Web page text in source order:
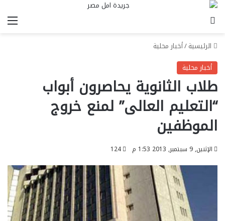
الرئيسية/أخبار محلية
أخبار محلية
طلاب الثانوية يحاصرون أبواب
“التعليم العالى” لمنع خروج
الموظفين
الإثنين, 9 سبتمبر, 2013 1:53 م 124